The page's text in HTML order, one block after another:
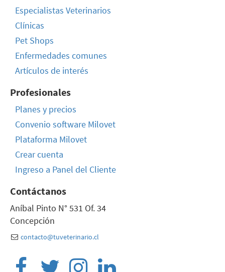
Especialistas Veterinarios
Clínicas
Pet Shops
Enfermedades comunes
Artículos de interés
Profesionales
Planes y precios
Convenio software Milovet
Plataforma Milovet
Crear cuenta
Ingreso a Panel del Cliente
Contáctanos
Aníbal Pinto N° 531 Of. 34
Concepción
contacto@tuveterinario.cl